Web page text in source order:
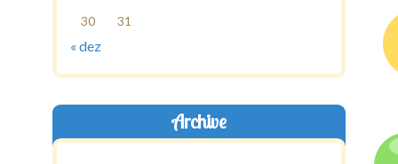
30
31
« dez
Archive